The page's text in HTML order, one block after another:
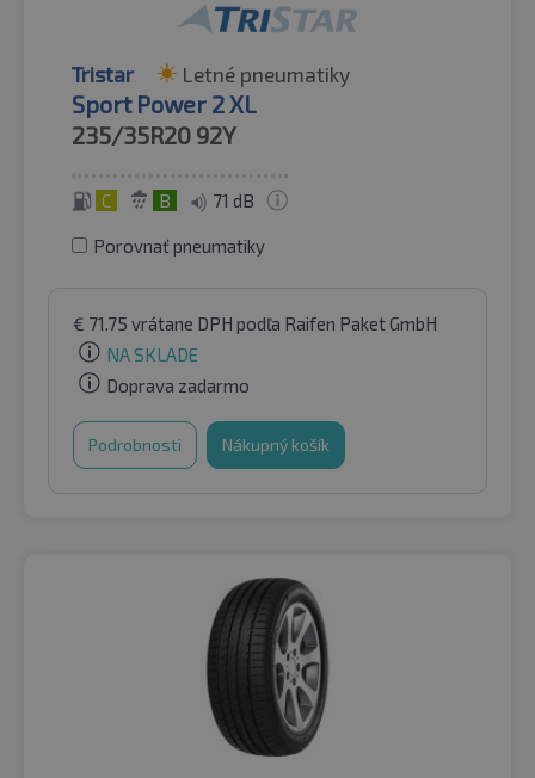
Tristar Letné pneumatiky
Sport Power 2 XL
235/35R20 92Y
C B 71 dB
Porovnať pneumatiky
€ 71.75 vrátane DPH podľa Raifen Paket GmbH
NA SKLADE
Doprava zadarmo
Podrobnosti Nákupný košík